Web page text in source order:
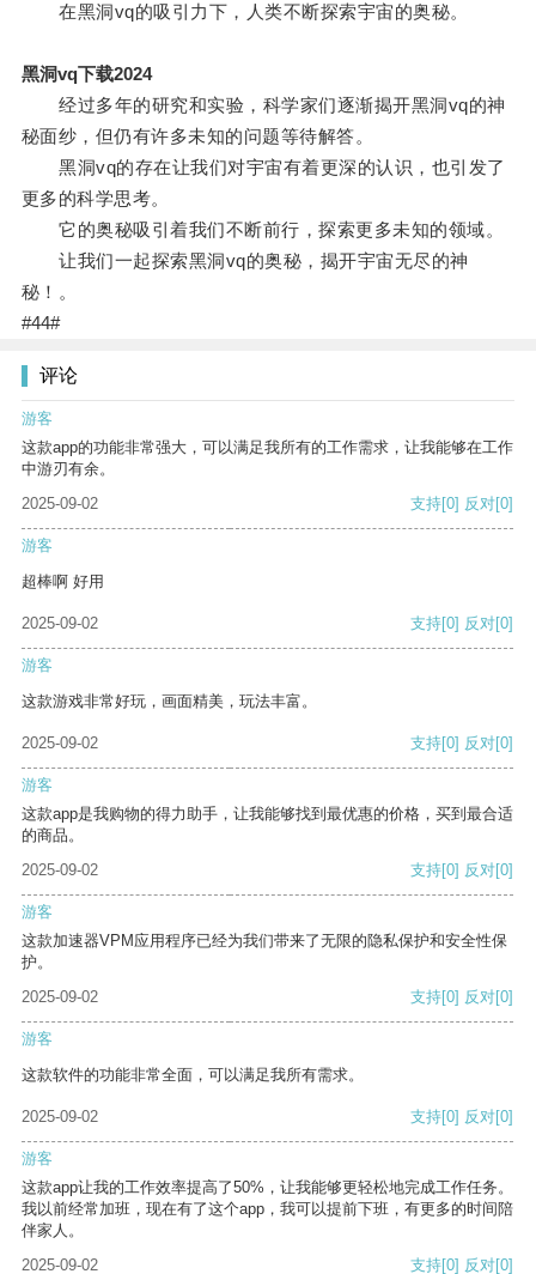
在黑洞vq的吸引力下，人类不断探索宇宙的奥秘。
黑洞vq下载2024
经过多年的研究和实验，科学家们逐渐揭开黑洞vq的神
秘面纱，但仍有许多未知的问题等待解答。
黑洞vq的存在让我们对宇宙有着更深的认识，也引发了
更多的科学思考。
它的奥秘吸引着我们不断前行，探索更多未知的领域。
让我们一起探索黑洞vq的奥秘，揭开宇宙无尽的神
秘！。
#44#
评论
游客
这款app的功能非常强大，可以满足我所有的工作需求，让我能够在工作
中游刃有余。
2025-09-02
支持[0] 反对[0]
游客
超棒啊 好用
2025-09-02 支持[0] 反对[0]
游客
这款游戏非常好玩，画面精美，玩法丰富。
2025-09-02 支持[0] 反对[0]
游客
这款app是我购物的得力助手，让我能够找到最优惠的价格，买到最合适
的商品。
2025-09-02
支持[0] 反对[0]
游客
这款加速器VPM应用程序已经为我们带来了无限的隐私保护和安全性保
护。
2025-09-02
支持[0] 反对[0]
游客
这款软件的功能非常全面，可以满足我所有需求。
2025-09-02 支持[0] 反对[0]
游客
这款app让我的工作效率提高了50%，让我能够更轻松地完成工作任务。
我以前经常加班，现在有了这个app，我可以提前下班，有更多的时间陪
伴家人。
2025-09-02
支持[0] 反对[0]